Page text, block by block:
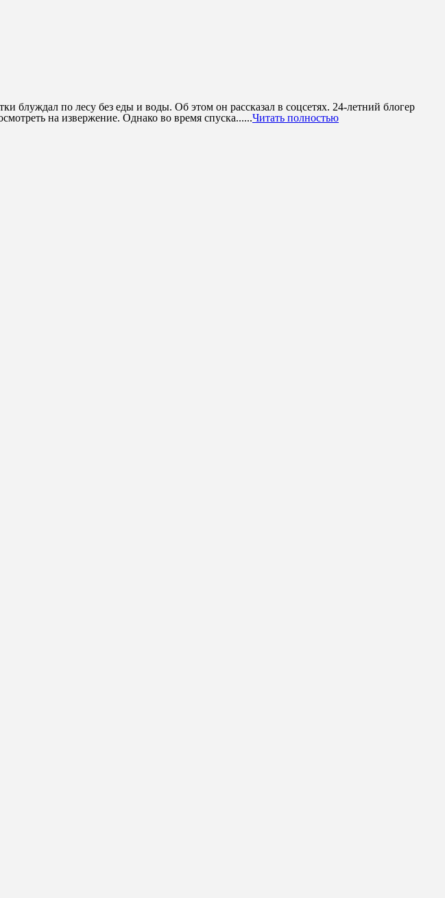
блуждал по лесу без еды и воды. Об этом он рассказал в соцсетях. 24-летний блогер
на извержение. Однако во время спуска......Читать полностью